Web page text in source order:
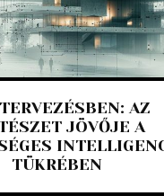
AZ
JÖVŐJE A
TÜKRÉBEN